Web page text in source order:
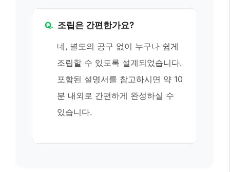
Q. 조립은 간편한가요?
네, 별도의 공구 없이 누구나 쉽게
조립할 수 있도록 설계되었습니다.
포함된 설명서를 참고하시면 약 10
분 내외로 간편하게 완성하실 수
있습니다.